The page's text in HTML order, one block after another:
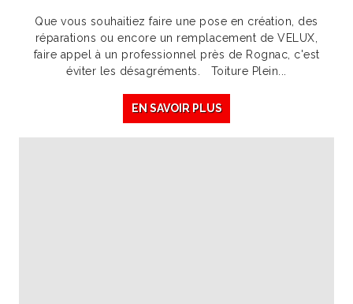
Que vous souhaitiez faire une pose en création, des
réparations ou encore un remplacement de VELUX,
faire appel à un professionnel près de Rognac, c'est
éviter les désagréments. Toiture Plein...
EN SAVOIR PLUS